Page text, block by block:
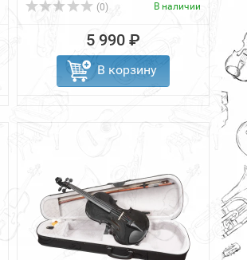
(0) В наличии
5 990 ₽
В корзину